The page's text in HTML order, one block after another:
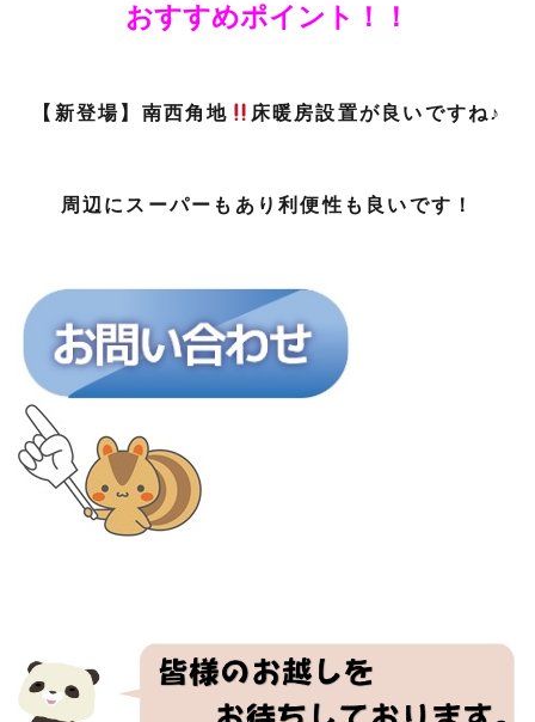
おすすめポイント！！
【新登場】南西角地 床暖房設置が良いですね♪
周辺にスーパーもあり利便性も良いです！